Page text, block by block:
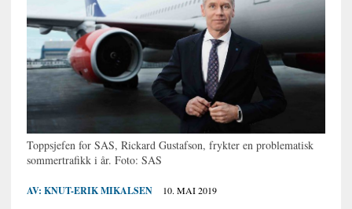
Toppsjefen for SAS, Rickard Gustafson, frykter en problematisk
sommertrafikk i år. Foto: SAS
AV: KNUT-ERIK MIKALSEN 10. MAI 2019